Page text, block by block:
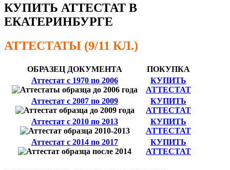
КУПИТЬ АТТЕСТАТ В
ЕКАТЕРИНБУРГЕ
АТТЕСТАТЫ (9/11 КЛ.)
ОБРАЗЕЦ ДОКУМЕНТА
ПОКУПКА
Аттестат с 1970 по 2006
КУПИТЬ
АТТЕСТАТ
Аттестат с 2007 по 2009
КУПИТЬ
АТТЕСТАТ
Аттестат с 2010 по 2013
КУПИТЬ
АТТЕСТАТ
Аттестат с 2014 по 2017
КУПИТЬ
АТТЕСТАТ